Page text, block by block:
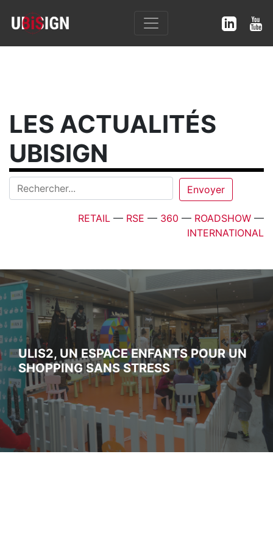
LES ACTUALITÉS
UBISIGN
RETAIL — RSE — 360 — ROADSHOW —
INTERNATIONAL
ULIS2, UN ESPACE ENFANTS POUR UN
SHOPPING SANS STRESS